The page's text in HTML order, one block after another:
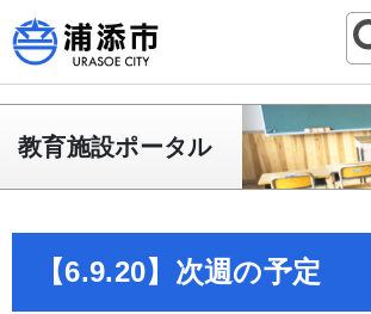
教育施設ポータル
【6.9.20】次週の予定